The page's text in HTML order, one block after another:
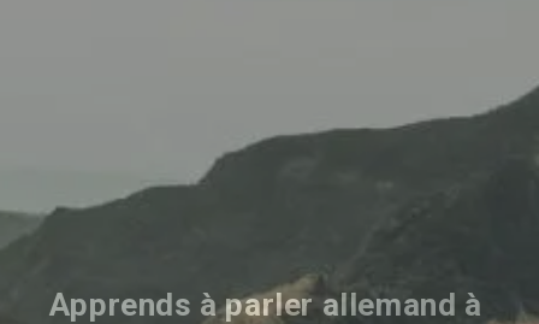
Apprends à parler allemand à